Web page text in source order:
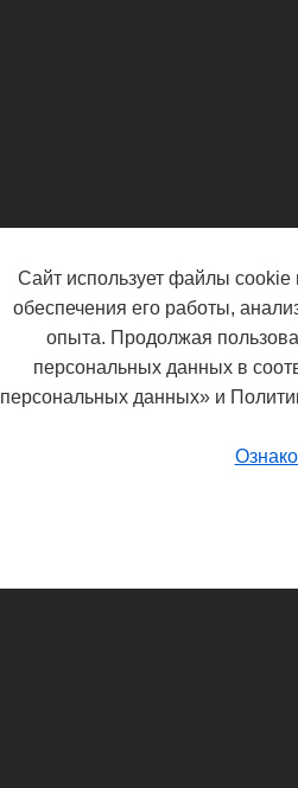
Сайт использует файлы cookie
обеспечения его работы,
опыта. Продолжая
персональных данных в
персональных данных» и